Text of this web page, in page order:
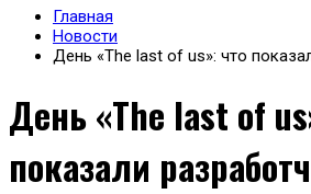
Главная
Новости
День «The lаst of us»: что
День «The lаst of
показали